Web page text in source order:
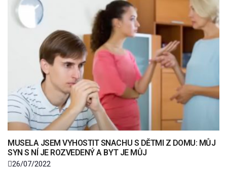
MUSELA JSEM VYHOSTIT SNACHU S DĚTMI Z DOMU: MŮJ
SYN S NÍ JE ROZVEDENÝ A BYT JE MŮJ
26/07/2022